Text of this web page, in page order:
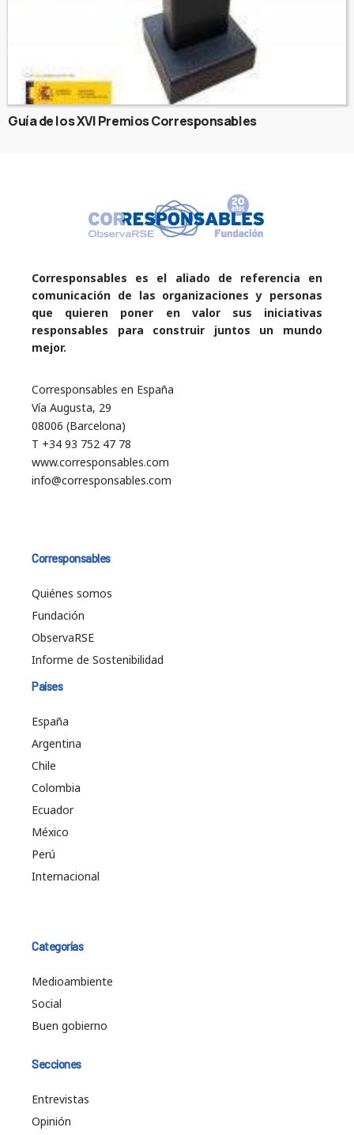
Guía de los XVI Premios Corresponsables
Corresponsables es el aliado de referencia en
comunicación de las organizaciones y personas
que quieren poner en valor sus iniciativas
responsables para construir juntos un mundo
mejor.
Corresponsables en España
Vía Augusta, 29
08006 (Barcelona)
T +34 93 752 47 78
www.corresponsables.com
info@corresponsables.com
Corresponsables
Quiénes somos
Fundación
ObservaRSE
Informe de Sostenibilidad
Países
España
Argentina
Chile
Colombia
Ecuador
México
Perú
Internacional
Categorías
Medioambiente
Social
Buen gobierno
Secciones
Entrevistas
Opinión